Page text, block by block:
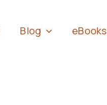
Blog eBooks